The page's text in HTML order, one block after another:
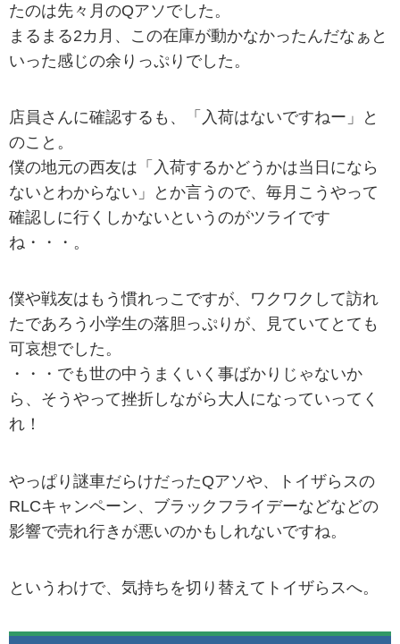
たのは先々月のQアソでした。
まるまる2カ月、この在庫が動かなかったんだなぁと
いった感じの余りっぷりでした。
店員さんに確認するも、「入荷はないですねー」と
のこと。
僕の地元の西友は「入荷するかどうかは当日になら
ないとわからない」とか言うので、毎月こうやって
確認しに行くしかないというのがツライです
ね・・・。
僕や戦友はもう慣れっこですが、ワクワクして訪れ
たであろう小学生の落胆っぷりが、見ていてとても
可哀想でした。
・・・でも世の中うまくいく事ばかりじゃないか
ら、そうやって挫折しながら大人になっていってく
れ！
やっぱり謎車だらけだったQアソや、トイザらスの
RLCキャンペーン、ブラックフライデーなどなどの
影響で売れ行きが悪いのかもしれないですね。
というわけで、気持ちを切り替えてトイザらスへ。